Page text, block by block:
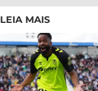
LEIA MAIS